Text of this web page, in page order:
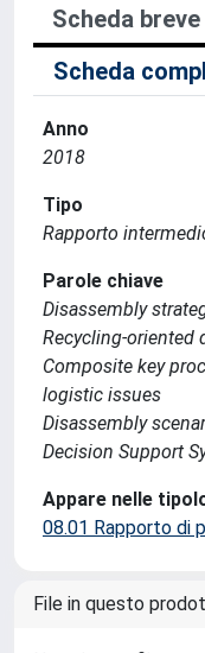
Scheda breve
Scheda
Anno
2018
Tipo
Rapporto
Parole chiave
Disassembly
Recycling-oriented
Composite key
logistic issues
Disassembly
Decision Support
Appare nelle
08.01 Rapporto di
File in questo